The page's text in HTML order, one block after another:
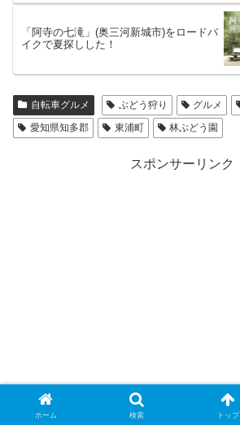
「阿寺の七滝」(奥三河新城市)をロードバ
イクで夏探しした！
自転車グルメ ぶどう狩り グルメ
愛知県知多郡
東浦町 林ぶどう園
スポンサーリンク
ホーム 検索 トップ